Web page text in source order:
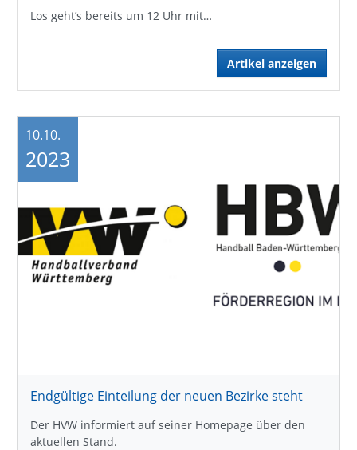
Los geht’s bereits um 12 Uhr mit…
Artikel anzeigen
Endgültige Einteilung der neuen Bezirke steht
Der HVW informiert auf seiner Homepage über den
aktuellen Stand.
10.10.
2023